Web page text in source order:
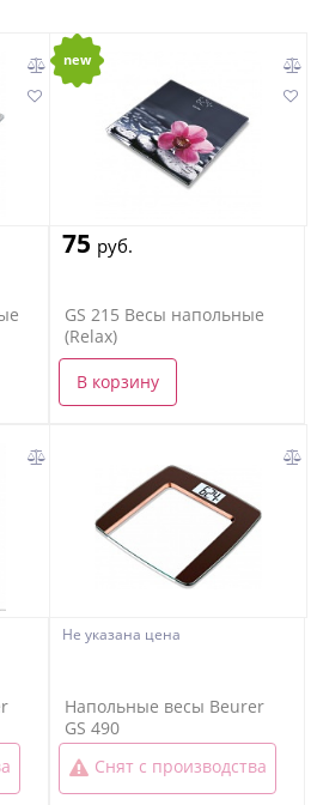
new
75 руб.
GS 215 Весы напольные
(Relax)
В корзину
Не указана цена
Напольные весы Beurer
GS 490
Снят с производства